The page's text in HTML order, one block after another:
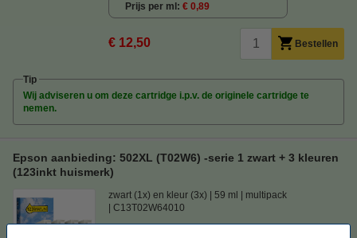
Prijs per ml € 0,89
€ 12,50 Bestellen
Tip
Wij adviseren u om deze cartridge i.p.v. de originele cartridge te
nemen.
Epson aanbieding: 502XL (T02W6) -serie 1 zwart + 3 kleuren
(123inkt huismerk)
zwart (1x) en kleur (3x) 59 ml
multipack
C13T02W64010